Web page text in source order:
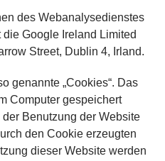
des Webanalysedienstes
Google Ireland Limited
Street, Dublin 4, Irland.
genannte „Cookies“. Das
Computer gespeichert
Benutzung der Website
den Cookie erzeugten
dieser Website werden